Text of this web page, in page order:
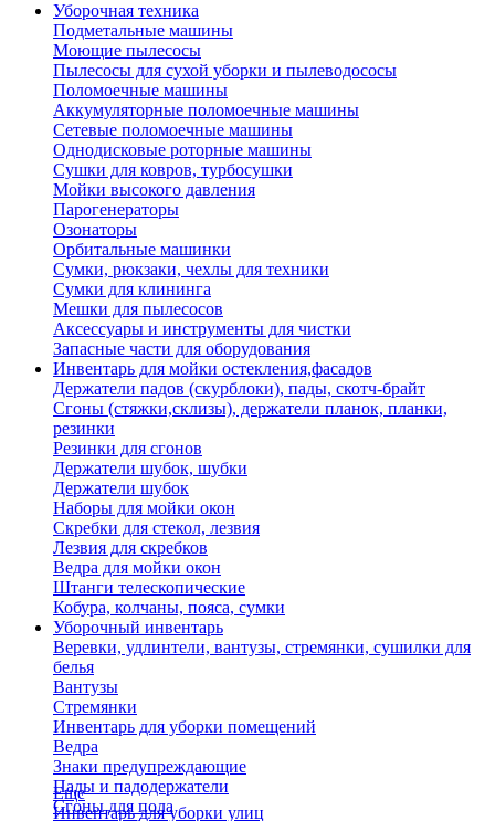
Уборочная техника
Подметальные машины
Моющие пылесосы
Пылесосы для сухой уборки и пылеводососы
Поломоечные машины
Аккумуляторные поломоечные машины
Сетевые поломоечные машины
Однодисковые роторные машины
Сушки для ковров, турбосушки
Мойки высокого давления
Парогенераторы
Озонаторы
Орбитальные машинки
Сумки, рюкзаки, чехлы для техники
Сумки для клининга
Мешки для пылесосов
Аксессуары и инструменты для чистки
Запасные части для оборудования
Инвентарь для мойки остекления,фасадов
Держатели падов (скурблоки), пады, скотч-брайт
Сгоны (стяжки,склизы), держатели планок, планки,
резинки
Резинки для сгонов
Держатели шубок, шубки
Держатели шубок
Наборы для мойки окон
Скребки для стекол, лезвия
Лезвия для скребков
Ведра для мойки окон
Штанги телескопические
Кобура, колчаны, пояса, сумки
Уборочный инвентарь
Веревки, удлинтели, вантузы, стремянки, сушилки для
белья
Вантузы
Стремянки
Инвентарь для уборки помещений
Ведра
Знаки предупреждающие
Пады и падодержатели
Сгоны для пола
Еще
Инвентарь для уборки улиц